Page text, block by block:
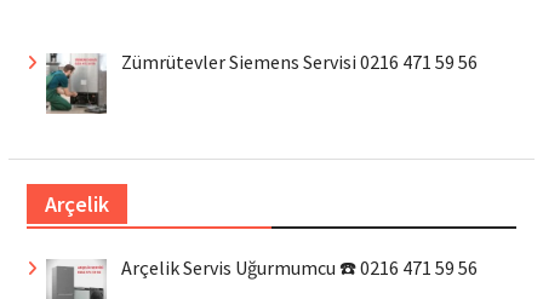
Zümrütevler Siemens Servisi 0216 471 59 56
Arçelik
Arçelik Servis Uğurmumcu ☎️ 0216 471 59 56